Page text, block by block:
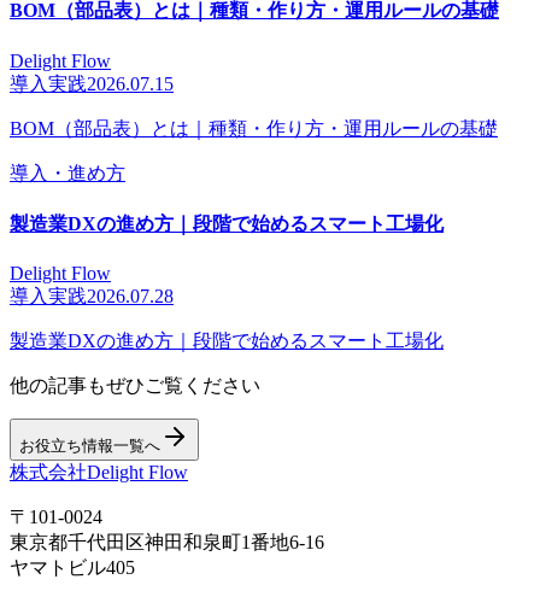
BOM（部品表）とは｜種類・作り方・運用ルールの基礎
Delight Flow
導入実践2026.07.15
BOM（部品表）とは｜種類・作り方・運用ルールの基礎
導入・進め方
製造業DXの進め方｜段階で始めるスマート工場化
Delight Flow
導入実践2026.07.28
製造業DXの進め方｜段階で始めるスマート工場化
他の記事もぜひご覧ください
お役立ち情報一覧へ
株式会社Delight Flow
〒101-0024
東京都千代田区神田和泉町1番地6-16
ヤマトビル405